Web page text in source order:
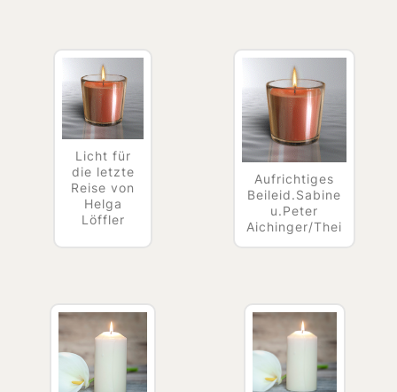
Licht für
die letzte
Reise von
Helga
Löffler
Aufrichtiges
Beileid.Sabine
u.Peter
Aichinger/Thei